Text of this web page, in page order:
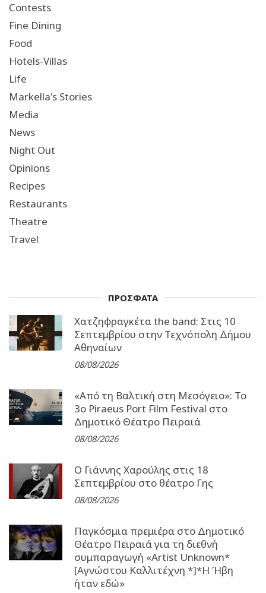
Contests
Fine Dining
Food
Hotels-Villas
Life
Markella's Stories
Media
News
Night Out
Opinions
Recipes
Restaurants
Theatre
Travel
ΠΡΟΣΦΑΤΑ
Χατζηφραγκέτα the band: Στις 10
Σεπτεμβρίου στην Τεχνόπολη Δήμου
Αθηναίων
08/08/2026
«Από τη Βαλτική στη Μεσόγειο»: Το
3o Piraeus Port Film Festival στο
Δημοτικό Θέατρο Πειραιά
08/08/2026
Ο Γιάννης Χαρούλης στις 18
Σεπτεμβρίου στο θέατρο Γης
08/08/2026
Παγκόσμια πρεμιέρα στο Δημοτικό
Θέατρο Πειραιά για τη διεθνή
συμπαραγωγή «Artist Unknown*
[Αγνώστου Καλλιτέχνη *]*Η Ήβη
ήταν εδώ»